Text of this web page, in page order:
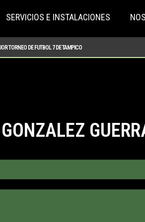
SERVICIOS E INSTALACIONES
TORNEO DE FUTBOL 7 DE TAMPICO